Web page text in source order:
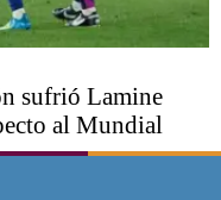
sufrió Lamine
al Mundial